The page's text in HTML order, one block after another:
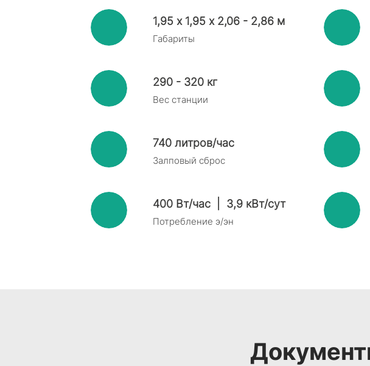
1,95 х 1,95 х 2,06 - 2,86 м
Габариты
290 - 320 кг
Вес станции
740 литров/час
Залповый сброс
400 Вт/час | 3,9 кВт/сут
Потребление э/эн